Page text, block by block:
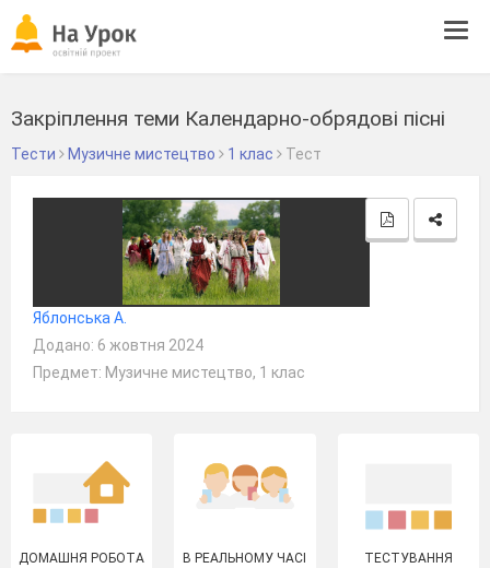
Закріплення теми Календарно-обрядові пісні
Тести Музичне мистецтво 1 клас Тест
Яблонська А.
Додано: 6 жовтня 2024
Предмет: Музичне мистецтво, 1 клас
ДОМАШНЯ РОБОТА В РЕАЛЬНОМУ ЧАСІ ТЕСТУВАННЯ